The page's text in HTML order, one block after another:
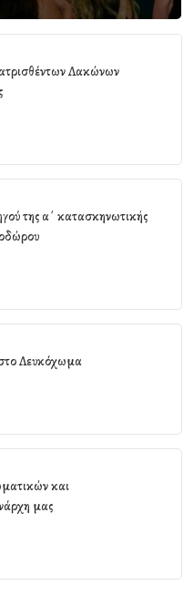
Λακώνων
της α΄ κατασκηνωτικής
Λευκόχωμα
και
μας